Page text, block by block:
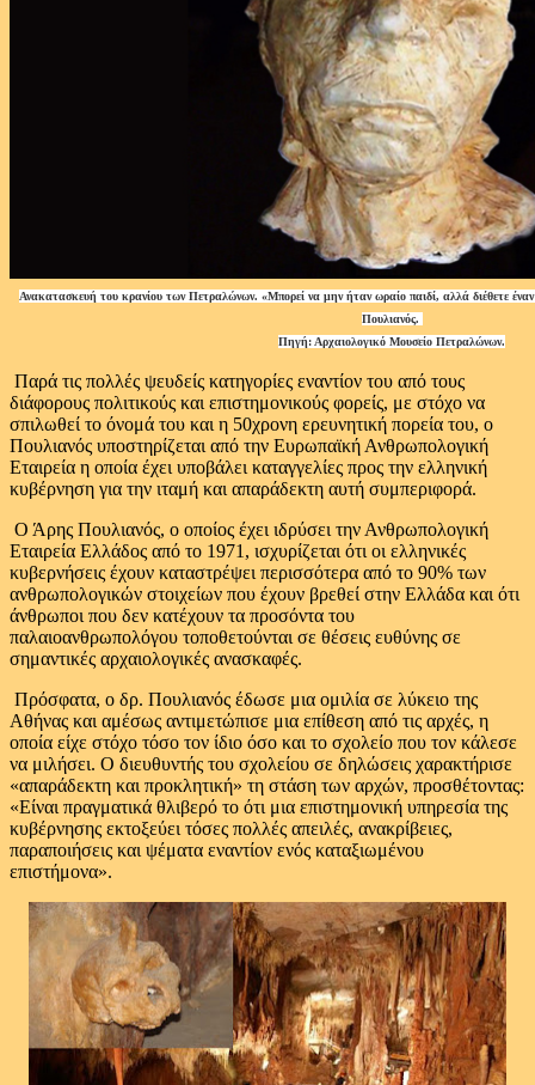
Ανακατασκευή του κρανίου των Πετραλώνων. «Μπορεί να μην ήταν ωραίο παιδί, αλλά διέθετε
Πουλιανός.
Πηγή: Αρχαιολογικό Μουσείο Πετραλώνων.
Παρά τις πολλές ψευδείς κατηγορίες εναντίον του από τους
διάφορους πολιτικούς και επιστημονικούς φορείς, με στόχο να
σπιλωθεί το όνομά του και η 50χρονη ερευνητική πορεία του, ο
Πουλιανός υποστηρίζεται από την Ευρωπαϊκή Ανθρωπολογική
Εταιρεία η οποία έχει υποβάλει καταγγελίες προς την ελληνική
κυβέρνηση για την ιταμή και απαράδεκτη αυτή συμπεριφορά.
Ο Άρης Πουλιανός, ο οποίος έχει ιδρύσει την Ανθρωπολογική
Εταιρεία Ελλάδος από το 1971, ισχυρίζεται ότι οι ελληνικές
κυβερνήσεις έχουν καταστρέψει περισσότερα από το 90% των
ανθρωπολογικών στοιχείων που έχουν βρεθεί στην Ελλάδα και ότι
άνθρωποι που δεν κατέχουν τα προσόντα του
παλαιοανθρωπολόγου τοποθετούνται σε θέσεις ευθύνης σε
σημαντικές αρχαιολογικές ανασκαφές.
Πρόσφατα, ο δρ. Πουλιανός έδωσε μια ομιλία σε λύκειο της
Αθήνας και αμέσως αντιμετώπισε μια επίθεση από τις αρχές, η
οποία είχε στόχο τόσο τον ίδιο όσο και το σχολείο που τον κάλεσε
να μιλήσει. Ο διευθυντής του σχολείου σε δηλώσεις χαρακτήρισε
«απαράδεκτη και προκλητική» τη στάση των αρχών, προσθέτοντας:
«Είναι πραγματικά θλιβερό το ότι μια επιστημονική υπηρεσία της
κυβέρνησης εκτοξεύει τόσες πολλές απειλές, ανακρίβειες,
παραποιήσεις και ψέματα εναντίον ενός καταξιωμένου
επιστήμονα».